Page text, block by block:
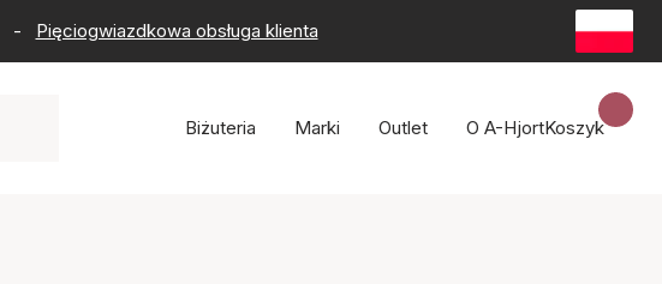
- Pięciogwiazdkowa obsługa klienta
Biżuteria Marki Outlet O A-HjortKoszyk